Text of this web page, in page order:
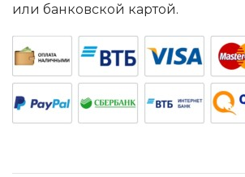
или банковской картой.